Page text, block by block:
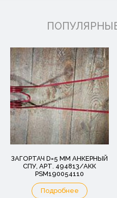
ЗАГОРТАЧ D=5 MM АНКЕРНЫЙ
СПУ, АРТ. 494813/АКК
PSM190054110
Подробнее